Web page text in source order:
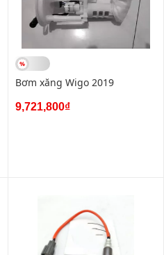
Bơm xăng Wigo 2019
9,721,800₫